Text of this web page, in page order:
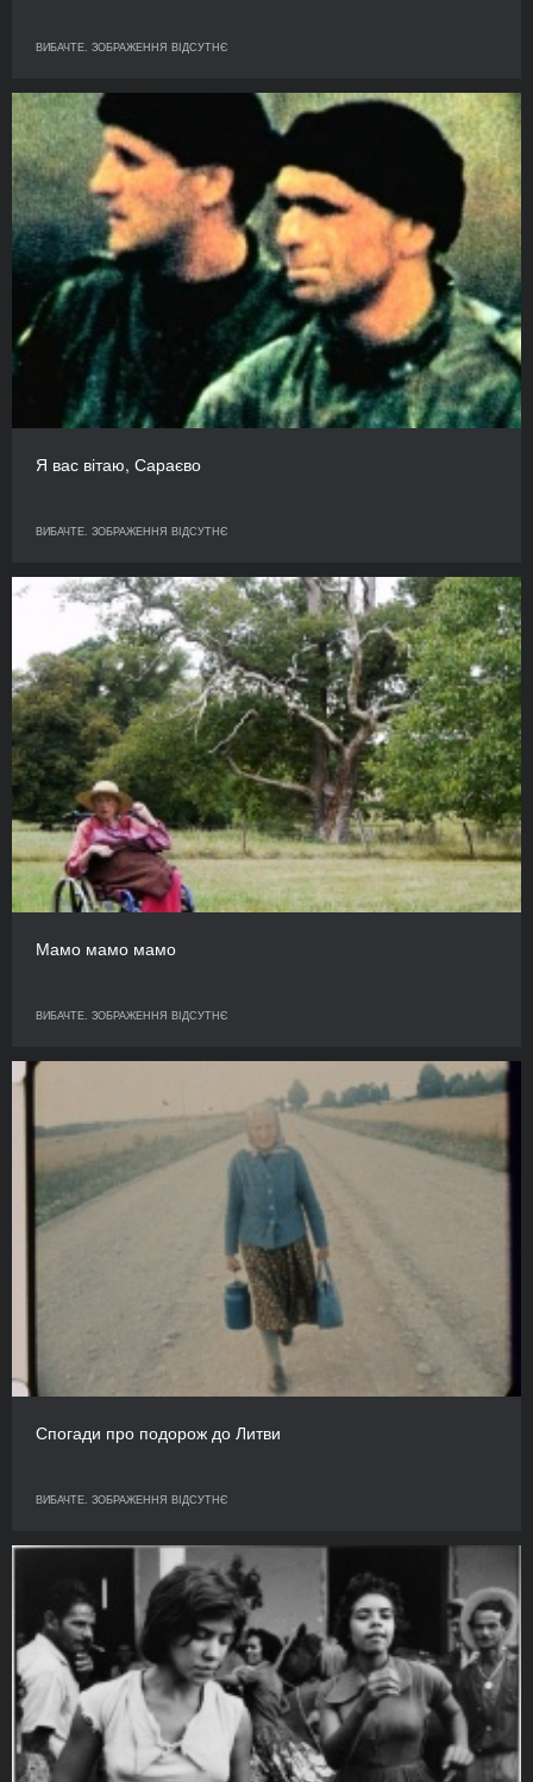
ВИБАЧТЕ. ЗОБРАЖЕННЯ ВІДСУТНЄ
Я вас вітаю, Сараєво
ВИБАЧТЕ. ЗОБРАЖЕННЯ ВІДСУТНЄ
Мамо мамо мамо
ВИБАЧТЕ. ЗОБРАЖЕННЯ ВІДСУТНЄ
Спогади про подорож до Литви
ВИБАЧТЕ. ЗОБРАЖЕННЯ ВІДСУТНЄ